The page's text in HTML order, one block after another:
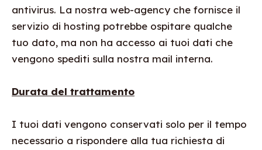
antivirus. La nostra web-agency che fornisce il
servizio di hosting potrebbe ospitare qualche
tuo dato, ma non ha accesso ai tuoi dati che
vengono spediti sulla nostra mail interna.
Durata del trattamento
I tuoi dati vengono conservati solo per il tempo
necessario a rispondere alla tua richiesta di